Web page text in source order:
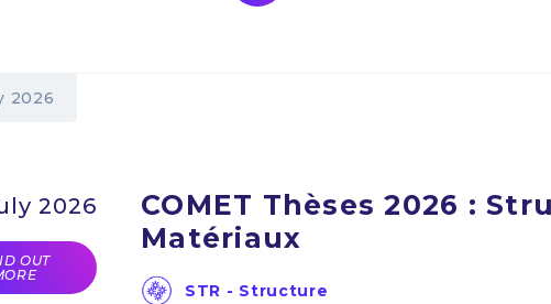
2026
2026
OUT
COMET Thèses 2026 :
Matériaux
STR - Structure